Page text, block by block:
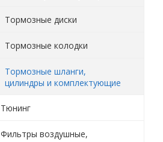
Тормозные диски
Тормозные колодки
Тормозные шланги,
цилиндры и комплектующие
Тюнинг
Фильтры воздушные,